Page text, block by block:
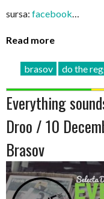
sursa: facebook
Read more
brasov do the
Everything
Droo / 10
Brasov